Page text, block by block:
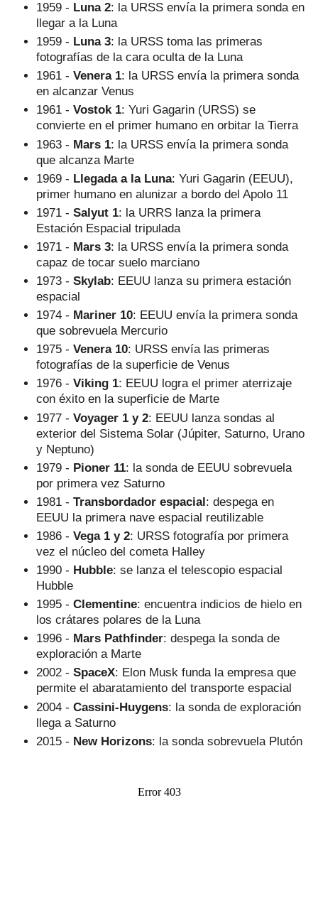
1959 - Luna 2: la URSS envía la primera sonda en
llegar a la Luna
1959 - Luna 3: la URSS toma las primeras
fotografías de la cara oculta de la Luna
1961 -Venera 1: la URSS envía la primera sonda
en alcanzar Venus
1961 -Vostok 1: Yuri Gagarin (URSS) se
convierte en el primer humano en orbitar la Tierra
1963 - Mars 1: la URSS envía la primera sonda
que alcanza Marte
1969 - Llegada a la Luna: Yuri Gagarin (EEUU),
primer humano en alunizar a bordo del Apolo 11
1971 -Salyut 1: la URRS lanza la primera
Estación Espacial tripulada
1971 - Mars 3: la URSS envía la primera sonda
capaz de tocar suelo marciano
1973 -Skylab: EEUU lanza su primera estación
espacial
1974 - Mariner 10: EEUU envía la primera sonda
que sobrevuela Mercurio
1975 -Venera 10: URSS envía las primeras
fotografías de la superficie de Venus
1976 -Viking 1: EEUU logra el primer aterrizaje
con éxito en la superficie de Marte
1977 -Voyager 1 y 2: EEUU lanza sondas al
exterior del Sistema Solar (Júpiter, Saturno, Urano
y Neptuno)
1979 - Pioner 11: la sonda de EEUU sobrevuela
por primera vez Saturno
1981 -Transbordador espacial: despega en
EEUU la primera nave espacial reutilizable
1986 -Vega 1 y 2: URSS fotografía por primera
vez el núcleo del cometa Halley
1990 - Hubble: se lanza el telescopio espacial
Hubble
1995 -Clementine: encuentra indicios de hielo en
los crátares polares de la Luna
1996 - Mars Pathfinder: despega la sonda de
exploración a Marte
2002 -SpaceX: Elon Musk funda la empresa que
permite el abaratamiento del transporte espacial
2004 -Cassini-Huygens: la sonda de exploración
llega a Saturno
2015 - New Horizons: la sonda sobrevuela Plutón